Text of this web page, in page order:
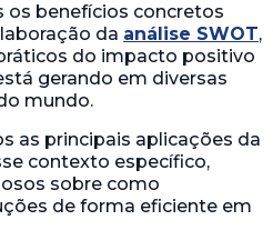
os benefícios concretos
da análise SWOT,
do impacto positivo
gerando em diversas
mundo.
as principais aplicações da
contexto específico,
sobre como
de forma eficiente em